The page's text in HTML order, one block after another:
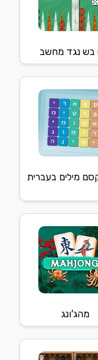
נגד מחשב
מילים בעברית
מהג'ונג